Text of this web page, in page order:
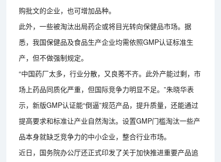
购批文的企业，也可增加品种。
此外，一些被淘汰出局药企或将目光转向保健品市场。据
悉，我国保健品及食品生产企业均需依照GMP认证标准生
产，但不做强制规定。
“中国药厂太多，行业分散，又良莠不齐。此外产能过剩，市
场上药品同质化严重，但国际竞争力明显不足。”朱晓华表
示，新版GMP认证能“倒逼”规范产品，提升质量，还能通过
提高要求和标准让产业自然淘汰。设置GMP门槛淘汰一些产
品本身就缺乏竞争力的中小企业，整合行业市场。
近日，国务院办公厅还正式印发了关于加快推进重要产品追